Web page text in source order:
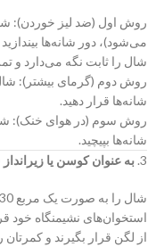
می‌شود)، دور شانه‌ها
شال را ثابت نگه می‌دارد و
شانه‌ها قرار دهید.
روش سوم (در هوای خنک):
شانه‌ها بپیچید.
3. به عنوان کوسن یا
استخوان‌های نشیمنگاه خود
از لگن قرار بگیرند و